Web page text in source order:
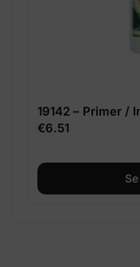
19142 – Primer /
€6.51